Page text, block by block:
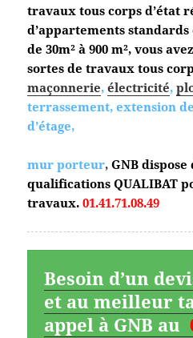
travaux tous corps d’état
d’appartements
de 30m² à 900 m², vous
sortes de travaux tous
maçonnerie,électricité,
terrassement, extension
d’étage,
mur porteur,GNB
qualifications QUALIBAT
travaux.01.41.71.08.49
Besoin d’un
et au meilleur
appel à GNB au